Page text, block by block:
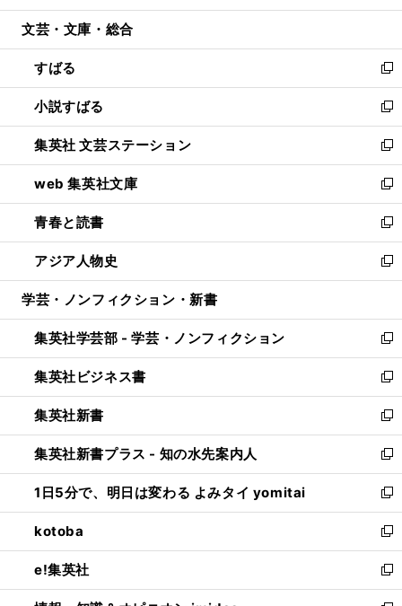
開
ウ
開
く
ン
ウ
で
開
く
ウ
ン
ド
ウ
で
開
く
文芸・文庫・総合
すばる
新
し
い
ウ
ィ
ン
ド
ウ
で
開
く
小説すばる
新
し
い
ウ
ィ
ン
ド
ウ
で
開
集英社 文芸ステーション
新
し
い
ウ
ィ
ン
ド
ウ
開
く
web 集英社文庫
新
し
い
ウ
ィ
ン
ウ
で
開
く
青春と読書
新
し
い
ウ
ン
ド
ウ
で
開
く
アジア人物史
新
し
ウ
ィ
ン
ド
ウ
で
開
く
学芸・ノンフィクション・新書
集英社学芸部 - 学芸・ノンフィクション
新
し
い
ウ
ィ
ン
ド
ウ
で
開
く
集英社ビジネス書
新
し
い
ウ
ィ
ン
ド
ウ
で
開
く
集英社新書
新
し
い
ウ
ィ
ン
ド
ウ
で
開
集英社新書プラス - 知の水先案内人
新
し
い
ウ
ィ
ン
ド
ウ
1日5分で、明日は変わる よみタイ yomitai
新
し
い
ウ
ィ
ン
kotoba
新
し
い
ウ
e!集英社
新
し